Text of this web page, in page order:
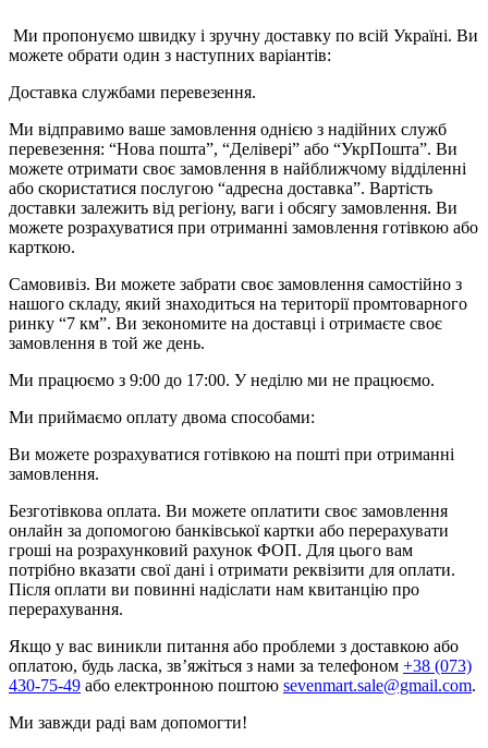
Ми пропонуємо швидку і зручну доставку по всій Україні. Ви
можете обрати один з наступних варіантів:
Доставка службами перевезення.
Ми відправимо ваше замовлення однією з надійних служб
перевезення: “Нова пошта”, “Делівері” або “УкрПошта”. Ви
можете отримати своє замовлення в найближчому відділенні
або скористатися послугою “адресна доставка”. Вартість
доставки залежить від регіону, ваги і обсягу замовлення. Ви
можете розрахуватися при отриманні замовлення готівкою або
карткою.
Самовивіз. Ви можете забрати своє замовлення самостійно з
нашого складу, який знаходиться на території промтоварного
ринку “7 км”. Ви зекономите на доставці і отримаєте своє
замовлення в той же день.
Ми працюємо з 9:00 до 17:00. У неділю ми не працюємо.
Ми приймаємо оплату двома способами:
Ви можете розрахуватися готівкою на пошті при отриманні
замовлення.
Безготівкова оплата. Ви можете оплатити своє замовлення
онлайн за допомогою банківської картки або перерахувати
гроші на розрахунковий рахунок ФОП. Для цього вам
потрібно вказати свої дані і отримати реквізити для оплати.
Після оплати ви повинні надіслати нам квитанцію про
перерахування.
Якщо у вас виникли питання або проблеми з доставкою або
оплатою, будь ласка, зв’яжіться з нами за телефоном +38 (073)
430-75-49 або електронною поштою sevenmart.sale@gmail.com.
Ми завжди раді вам допомогти!